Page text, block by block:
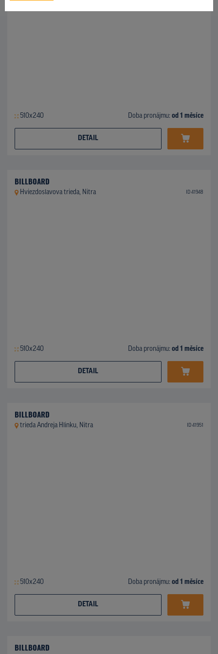
510x240 Doba pronájmu: od 1 měsíce
DETAIL
BILLBOARD
Hviezdoslavova trieda, Nitra ID 41948
510x240 Doba pronájmu: od 1 měsíce
DETAIL
BILLBOARD
trieda Andreja Hlinku, Nitra ID 41951
510x240 Doba pronájmu: od 1 měsíce
DETAIL
BILLBOARD